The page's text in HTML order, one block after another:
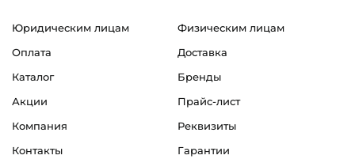
Юридическим лицам
Физическим лицам
Оплата
Доставка
Каталог
Бренды
Акции
Прайс-лист
Компания
Реквизиты
Контакты
Гарантии